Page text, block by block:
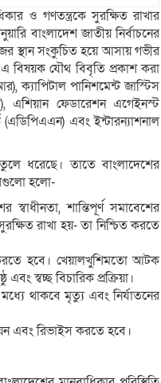
ও গণতন্ত্রকে সুরক্ষিত রাখার
বাংলাদেশ জাতীয় নির্বাচনের
স্থান সংকুচিত হয়ে আসায় গভীর
এ বিষয়ক যৌথ বিবৃতি প্রকাশ করা
ক্যাপিটাল পানিশমেন্ট জাস্টিস
এশিয়ান ফেডারেশন এগেইনস্ট
(এডিপিএএন) এবং ইন্টারন্যাশনাল
ধরেছে। তাতে বাংলাদেশের
হলো-
শান্তিপূর্ণ সমাবেশের
রাখা হয়- তা নিশ্চিত করতে
করতে হবে। খেয়ালখুশিমতো আটক
স্বচ্ছ বিচারিক প্রক্রিয়া।
থাকবে মৃত্যু এবং নির্যাতনের
এবং রিভাইস করতে হবে।